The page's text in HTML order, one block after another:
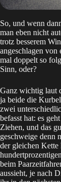
So, und wenn
man eben nicht
trotz besserem
angeschlagen von
mal doppelt so
Sinn, oder?
Ganz wichtig laut
ja beide die
zwei
befasst hat: es
Ziehen, und das
geschweige denn
der gleichen Kette
beim
aussieht, je nach